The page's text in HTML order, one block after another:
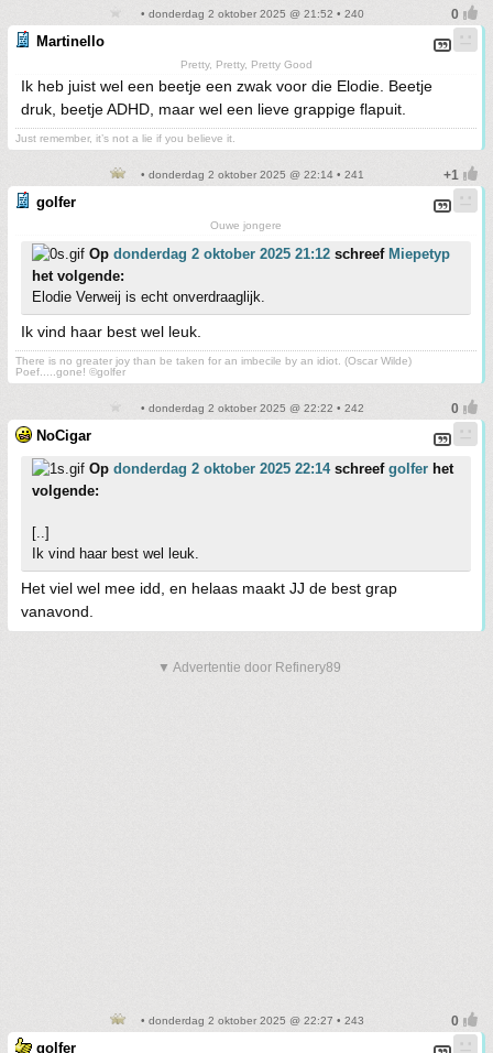
• donderdag 2 oktober 2025 @ 21:52 • 240
Martinello
Pretty, Pretty, Pretty Good
Ik heb juist wel een beetje een zwak voor die Elodie. Beetje
druk, beetje ADHD, maar wel een lieve grappige flapuit.
Just remember, it’s not a lie if you believe it.
• donderdag 2 oktober 2025 @ 22:14 • 241
golfer
Ouwe jongere
Op donderdag 2 oktober 2025 21:12 schreef Miepetyp
het volgende:
Elodie Verweij is echt onverdraaglijk.
Ik vind haar best wel leuk.
There is no greater joy than be taken for an imbecile by an idiot. (Oscar Wilde)
Poef.....gone! ©golfer
• donderdag 2 oktober 2025 @ 22:22 • 242
NoCigar
Op donderdag 2 oktober 2025 22:14schreef golfer het
volgende:
[..]
Ik vind haar best wel leuk.
Het viel wel mee idd, en helaas maakt JJ de best grap
vanavond.
▼ Advertentie door Refinery89
• donderdag 2 oktober 2025 @ 22:27 • 243
golfer